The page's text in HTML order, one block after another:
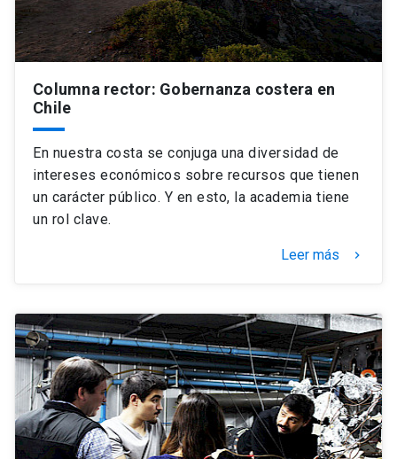
Columna rector: Gobernanza costera en
Chile
En nuestra costa se conjuga una diversidad de
intereses económicos sobre recursos que tienen
un carácter público. Y en esto, la academia tiene
un rol clave.
Leer más keyboard_arrow_right